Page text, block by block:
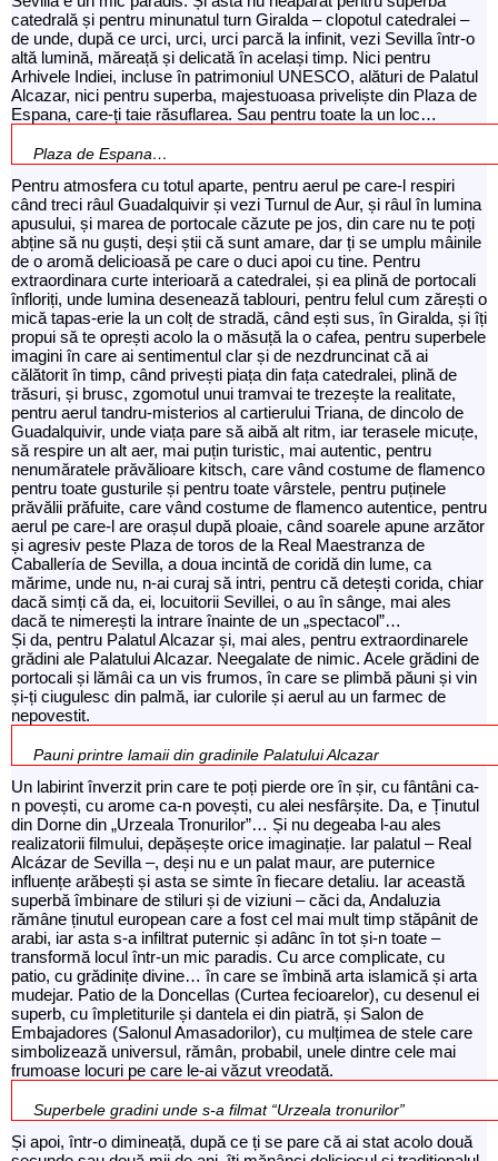
catedrală și pentru minunatul turn Giralda – clopotul catedralei –
de unde, după ce urci, urci, urci parcă la infinit, vezi Sevilla într-o
altă lumină, măreață și delicată în același timp. Nici pentru
Arhivele Indiei, incluse în patrimoniul UNESCO, alături de Palatul
Alcazar, nici pentru superba, majestuoasa priveliște din Plaza de
Espana, care-ți taie răsuflarea. Sau pentru toate la un loc…
Plaza de Espana…
Pentru atmosfera cu totul aparte, pentru aerul pe care-l respiri
când treci râul Guadalquivir și vezi Turnul de Aur, și râul în lumina
apusului, și marea de portocale căzute pe jos, din care nu te poți
abține să nu guști, deși știi că sunt amare, dar ți se umplu mâinile
de o aromă delicioasă pe care o duci apoi cu tine. Pentru
extraordinara curte interioară a catedralei, și ea plină de portocali
înfloriți, unde lumina desenează tablouri, pentru felul cum zărești o
mică tapas-erie la un colț de stradă, când ești sus, în Giralda, și îți
propui să te oprești acolo la o măsuță la o cafea, pentru superbele
imagini în care ai sentimentul clar și de nezdruncinat că ai
călătorit în timp, când privești piața din fața catedralei, plină de
trăsuri, și brusc, zgomotul unui tramvai te trezește la realitate,
pentru aerul tandru-misterios al cartierului Triana, de dincolo de
Guadalquivir, unde viața pare să aibă alt ritm, iar terasele micuțe,
să respire un alt aer, mai puțin turistic, mai autentic, pentru
nenumăratele prăvălioare kitsch, care vând costume de flamenco
pentru toate gusturile și pentru toate vârstele, pentru puținele
prăvălii prăfuite, care vând costume de flamenco autentice, pentru
aerul pe care-l are orașul după ploaie, când soarele apune arzător
și agresiv peste Plaza de toros de la Real Maestranza de
Caballería de Sevilla, a doua incintă de coridă din lume, ca
mărime, unde nu, n-ai curaj să intri, pentru că detești corida, chiar
dacă simți că da, ei, locuitorii Sevillei, o au în sânge, mai ales
dacă te nimerești la intrare înainte de un „spectacol”…
Și da, pentru Palatul Alcazar și, mai ales, pentru extraordinarele
grădini ale Palatului Alcazar. Neegalate de nimic. Acele grădini de
portocali și lămâi ca un vis frumos, în care se plimbă păuni și vin
și-ți ciugulesc din palmă, iar culorile și aerul au un farmec de
nepovestit.
Pauni printre lamaii din gradinile Palatului Alcazar
Un labirint înverzit prin care te poți pierde ore în șir, cu fântâni ca-
n povești, cu arome ca-n povești, cu alei nesfârșite. Da, e Ținutul
din Dorne din „Urzeala Tronurilor”… Și nu degeaba l-au ales
realizatorii filmului, depășește orice imaginație. Iar palatul – Real
Alcázar de Sevilla –, deși nu e un palat maur, are puternice
influențe arăbești și asta se simte în fiecare detaliu. Iar această
superbă îmbinare de stiluri și de viziuni – căci da, Andaluzia
rămâne ținutul european care a fost cel mai mult timp stăpânit de
arabi, iar asta s-a infiltrat puternic și adânc în tot și-n toate –
transformă locul într-un mic paradis. Cu arce complicate, cu
patio, cu grădinițe divine… în care se îmbină arta islamică și arta
mudejar. Patio de la Doncellas (Curtea fecioarelor), cu desenul ei
superb, cu împletiturile și dantela ei din piatră, și Salon de
Embajadores (Salonul Amasadorilor), cu mulțimea de stele care
simbolizează universul, rămân, probabil, unele dintre cele mai
frumoase locuri pe care le-ai văzut vreodată.
Superbele gradini unde s-a filmat “Urzeala tronurilor”
Și apoi, într-o dimineață, după ce ți se pare că ai stat acolo două